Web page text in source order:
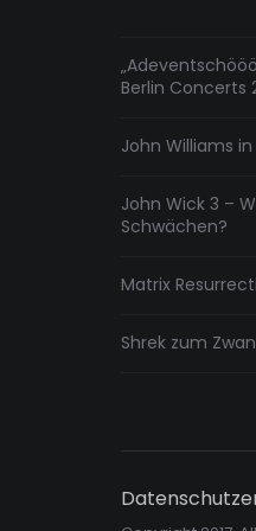
Berlin Concerts
John Williams
John Wick 3 –
Schwächen?
Matrix
Shrek zum